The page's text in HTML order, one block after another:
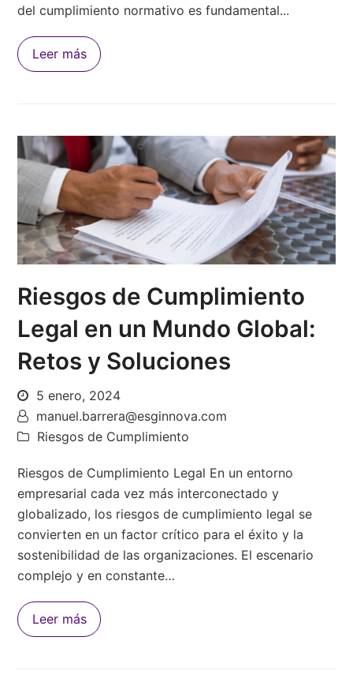
del cumplimiento normativo es fundamental...
Leer más
Riesgos de Cumplimiento
Legal en un Mundo Global:
Retos y Soluciones
5 enero, 2024
manuel.barrera@esginnova.com
Riesgos de Cumplimiento
Riesgos de Cumplimiento Legal En un entorno
empresarial cada vez más interconectado y
globalizado, los riesgos de cumplimiento legal se
convierten en un factor crítico para el éxito y la
sostenibilidad de las organizaciones. El escenario
complejo y en constante…
Leer más